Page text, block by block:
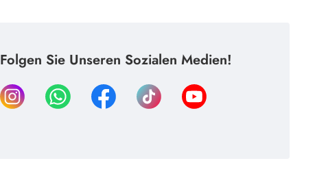
Folgen Sie Unseren Sozialen Medien!